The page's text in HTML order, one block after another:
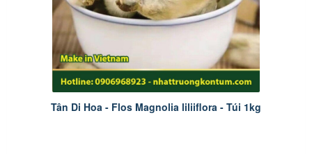
Tân Di Hoa - Flos Magnolia liliiflora - Túi 1kg